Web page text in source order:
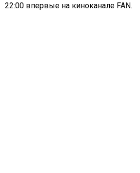
22:00 впервые на киноканале FAN.